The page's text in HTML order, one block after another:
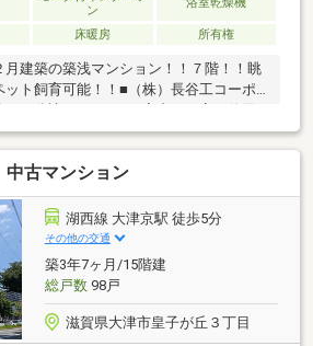
ン
床暖房 所有権
月建築の築浅マンション！！７階！！眺
ット飼育可能！！■（株）長谷工コーポ
工の分譲マンション■室内は丁寧に使用
■南西向きバルコニーにつき日当たり・
時間ゴミ捨て可能■床暖房（リビングダ
浴室乾燥暖房機（ミストサウナ機能
乾燥機■掃除や植栽の水やりなどに便利
ク有り■ＴＶモニター付きインターホ
ガラス■共用部分に宅配ボックスあり■
歩圏内にあり■空室につき内見可能で
可能には規約制限がございます。
古マンション
湖西線 大津京駅 徒歩5分
その他の交通
築3年7ヶ月/15階建
総戸数98戸
滋賀県大津市皇子が丘３丁目